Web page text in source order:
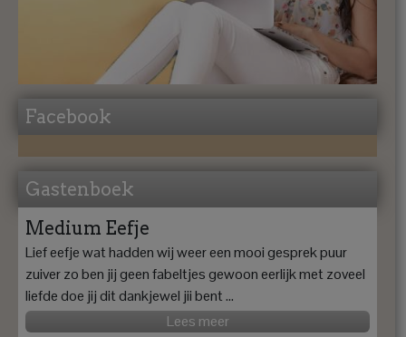
Facebook
Gastenboek
Medium Eefje
Lief eefje wat hadden wij weer een mooi gesprek puur
zuiver zo ben jij geen fabeltjes gewoon eerlijk met zoveel
liefde doe jij dit dankjewel jii bent ...
Lees meer